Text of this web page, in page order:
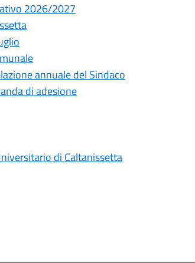
2026/2027
annuale del Sindaco
di adesione
di Caltanissetta